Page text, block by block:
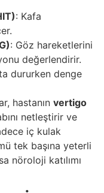
: Kafa
: Göz hareketlerini
değerlendirir.
dururken denge
hastanın vertigo
netleştirir ve
iç kulak
tek başına yeterli
nöroloji katılımı